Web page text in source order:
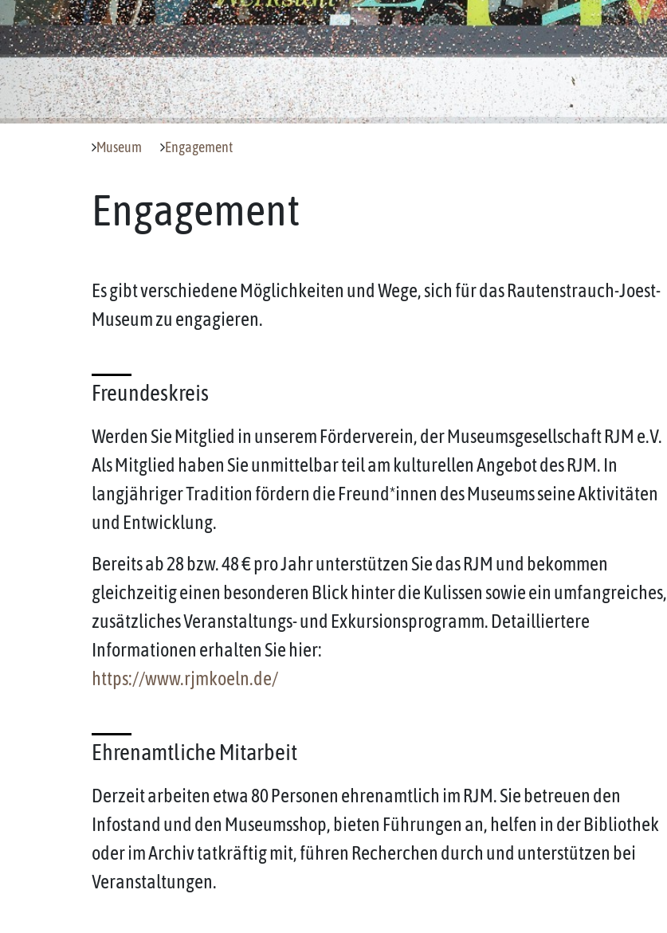
Museum Engagement
Engagement
Es gibt verschiedene Möglichkeiten und Wege, sich für das Rautenstrauch-Joest-
Museum zu engagieren.
Freundeskreis
Werden Sie Mitglied in unserem Förderverein, der Museumsgesellschaft RJM e.V.
Als Mitglied haben Sie unmittelbar teil am kulturellen Angebot des RJM. In
langjähriger Tradition fördern die Freund*innen des Museums seine Aktivitäten
und Entwicklung.
Bereits ab 28 bzw. 48 € pro Jahr unterstützen Sie das RJM und bekommen
gleichzeitig einen besonderen Blick hinter die Kulissen sowie ein umfangreiches,
zusätzliches Veranstaltungs- und Exkursionsprogramm. Detailliertere
Informationen erhalten Sie hier:
https://www.rjmkoeln.de/
Ehrenamtliche Mitarbeit
Derzeit arbeiten etwa 80 Personen ehrenamtlich im RJM. Sie betreuen den
Infostand und den Museumsshop, bieten Führungen an, helfen in der Bibliothek
oder im Archiv tatkräftig mit, führen Recherchen durch und unterstützen bei
Veranstaltungen.